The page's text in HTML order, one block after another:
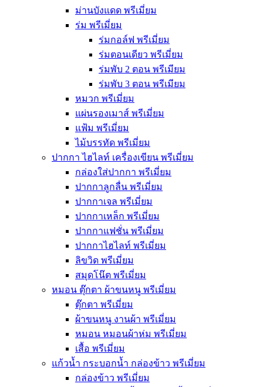
ม่านบังแดด พรีเมี่ยม
ร่ม พรีเมี่ยม
ร่มกอล์ฟ พรีเมี่ยม
ร่มตอนเดียว พรีเมี่ยม
ร่มพับ 2 ตอน พรีเมียม
ร่มพับ 3 ตอน พรีเมียม
หมวก พรีเมี่ยม
แผ่นรองเมาส์ พรีเมี่ยม
แฟ้ม พรีเมี่ยม
ไม้บรรทัด พรีเมี่ยม
ปากกา ไฮไลท์ เครื่องเขียน พรีเมี่ยม
กล่องใส่ปากกา พรีเมี่ยม
ปากกาลูกลื่น พรีเมี่ยม
ปากกาเจล พรีเมี่ยม
ปากกาเหล็ก พรีเมี่ยม
ปากกาแฟชั่น พรีเมี่ยม
ปากกาไฮไลท์ พรีเมี่ยม
ลิขวิด พรีเมี่ยม
สมุดโน๊ต พรีเมี่ยม
หมอน ตุ๊กตา ผ้าขนหนู พรีเมี่ยม
ตุ๊กตา พรีเมี่ยม
ผ้าขนหนู งานผ้า พรีเมี่ยม
หมอน หมอนผ้าห่ม พรีเมี่ยม
เสื้อ พรีเมี่ยม
แก้วน้ำ กระบอกน้ำ กล่องข้าว พรีเมี่ยม
กล่องข้าว พรีเมี่ยม